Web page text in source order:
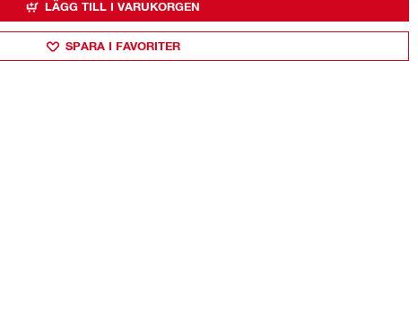
LÄGG TILL I VARUKORGEN
SPARA I FAVORITER